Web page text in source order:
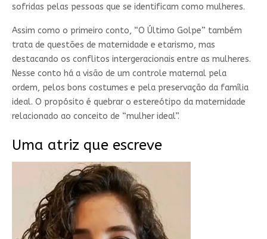
sofridas pelas pessoas que se identificam como mulheres.
Assim como o primeiro conto, “O Último Golpe” também
trata de questões de maternidade e etarismo, mas
destacando os conflitos intergeracionais entre as mulheres.
Nesse conto há a visão de um controle maternal pela
ordem, pelos bons costumes e pela preservação da família
ideal. O propósito é quebrar o estereótipo da maternidade
relacionado ao conceito de “mulher ideal”.
Uma atriz que escreve